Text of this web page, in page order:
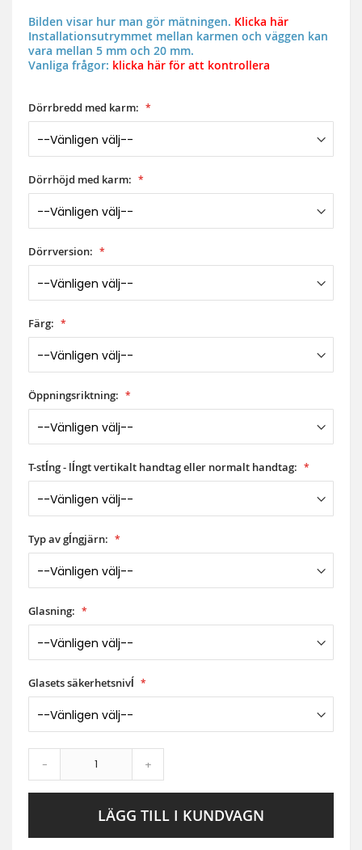
Bilden visar hur man gör mätningen. Klicka här
Installationsutrymmet mellan karmen och väggen kan
vara mellan 5 mm och 20 mm.
Vanliga frågor: klicka här för att kontrollera
Dörrbredd med karm:
Dörrhöjd med karm:
Dörrversion:
Färg:
Öppningsriktning:
T-stĺng - lĺngt vertikalt handtag eller normalt handtag:
Typ av gĺngjärn:
Glasning:
Glasets säkerhetsnivĺ
- +
LÄGG TILL I KUNDVAGN